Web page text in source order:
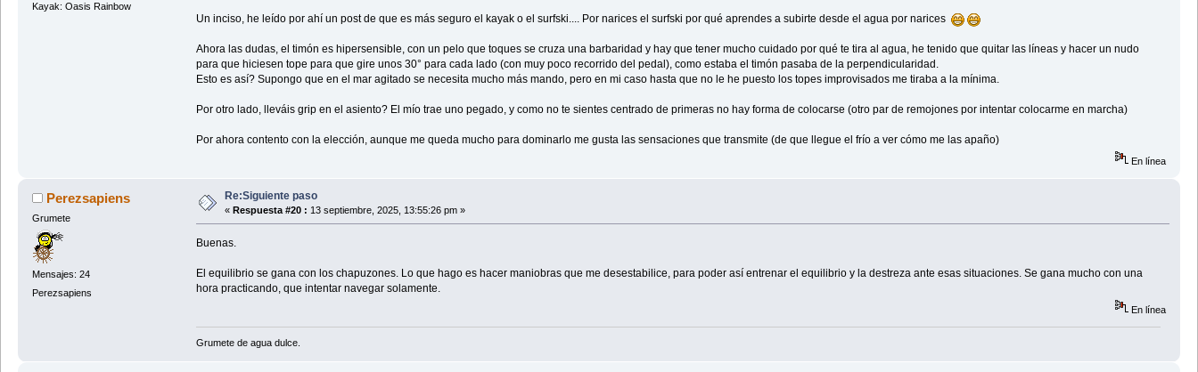
Kayak: Oasis Rainbow
Un inciso, he leído por ahí un post de que es más seguro el kayak o el surfski.... Por narices el surfski por qué aprendes a subirte desde el agua por narices
Ahora las dudas, el timón es hipersensible, con un pelo que toques se cruza una barbaridad y hay que tener mucho cuidado por qué te tira al agua, he tenido que quitar las líneas y hacer un nudo
para que hiciesen tope para que gire unos 30° para cada lado (con muy poco recorrido del pedal), como estaba el timón pasaba de la perpendicularidad.
Esto es así? Supongo que en el mar agitado se necesita mucho más mando, pero en mi caso hasta que no le he puesto los topes improvisados me tiraba a la mínima.
Por otro lado, lleváis grip en el asiento? El mío trae uno pegado, y como no te sientes centrado de primeras no hay forma de colocarse (otro par de remojones por intentar colocarme en marcha)
Por ahora contento con la elección, aunque me queda mucho para dominarlo me gusta las sensaciones que transmite (de que llegue el frío a ver cómo me las apaño)
En línea
Perezsapiens
Grumete
Mensajes: 24
Perezsapiens
Re:Siguiente paso
« Respuesta #20 : 13 septiembre, 2025, 13:55:26 pm »
Buenas.
El equilibrio se gana con los chapuzones. Lo que hago es hacer maniobras que me desestabilice, para poder así entrenar el equilibrio y la destreza ante esas situaciones. Se gana mucho con una
hora practicando, que intentar navegar solamente.
En línea
Grumete de agua dulce.